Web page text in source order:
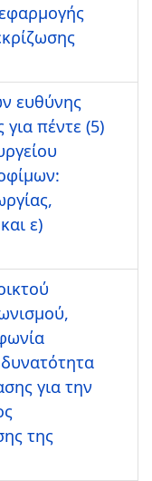
ευθύνης
για πέντε (5)
ε)
για την
της